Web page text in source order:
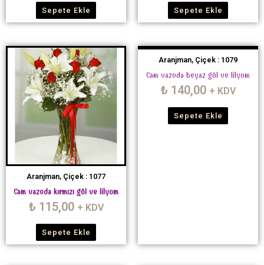
Sepete Ekle Sepete Ekle
Aranjman, Çiçek : 1077
Cam vazoda kırmızı gül ve lilyum
₺ 115,00 + KDV
Sepete Ekle
Aranjman, Çiçek : 1079
Cam vazoda beyaz gül ve lilyum
₺ 140,00 + KDV
Sepete Ekle